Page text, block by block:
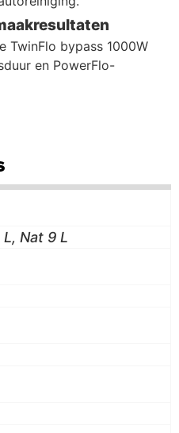
TwinFlo bypass 1000W
en PowerFlo-
Nat 9 L